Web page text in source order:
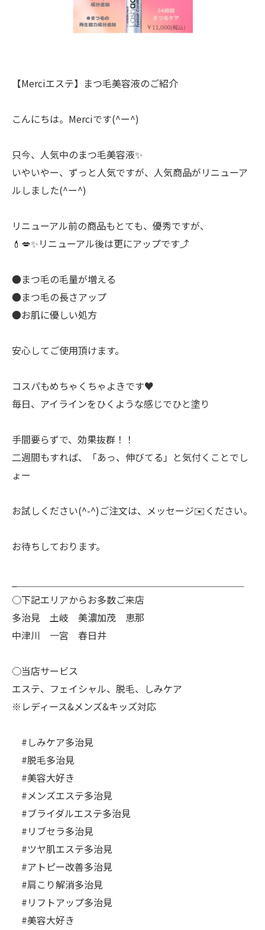
【Merciエステ】まつ毛美容液のご紹介
こんにちは。Merciです(^ー^)
只今、人気中のまつ毛美容液✨
いやいやー、ずっと人気ですが、人気商品がリニューア
ルしました(^ー^)
リニューアル前の商品もとても、優秀ですが、
💄💋✨リニューアル後は更にアップです⤴️
●まつ毛の毛量が増える
●まつ毛の長さアップ
●お肌に優しい処方
安心してご使用頂けます。
コスパもめちゃくちゃよきです♥️
毎日、アイラインをひくような感じでひと塗り
手間要らずで、効果抜群！！
二週間もすれば、「あっ、伸びてる」と気付くことでし
ょー
お試しください(^-^)ご注文は、メッセージ✉️ください。
お待ちしております。
○下記エリアからお多数ご来店
多治見 土岐 美濃加茂 恵那
中津川 一宮 春日井
○当店サービス
エステ、フェイシャル、脱毛、しみケア
※レディース&メンズ&キッズ対応
#しみケア多治見
#脱毛多治見
#美容大好き
#メンズエステ多治見
#ブライダルエステ多治見
#リブセラ多治見
#ツヤ肌エステ多治見
#アトピー改善多治見
#肩こり解消多治見
#リフトアップ多治見
#美容大好き